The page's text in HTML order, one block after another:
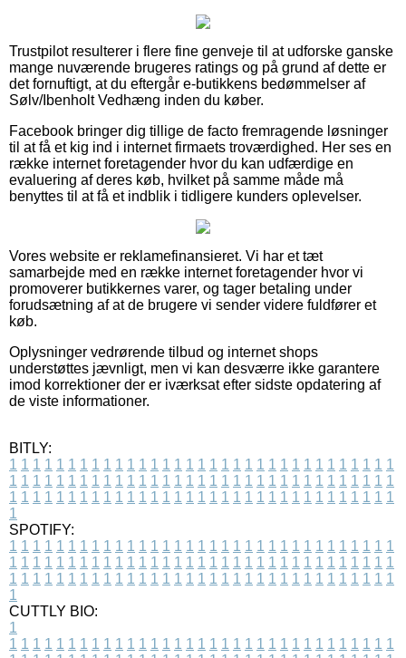
Trustpilot resulterer i flere fine genveje til at udforske ganske
mange nuværende brugeres ratings og på grund af dette er
det fornuftigt, at du eftergår e-butikkens bedømmelser af
Sølv/Ibenholt Vedhæng inden du køber.
Facebook bringer dig tillige de facto fremragende løsninger
til at få et kig ind i internet firmaets troværdighed. Her ses en
række internet foretagender hvor du kan udfærdige en
evaluering af deres køb, hvilket på samme måde må
benyttes til at få et indblik i tidligere kunders oplevelser.
Vores website er reklamefinansieret. Vi har et tæt
samarbejde med en række internet foretagender hvor vi
promoverer butikkernes varer, og tager betaling under
forudsætning af at de brugere vi sender videre fuldfører et
køb.
Oplysninger vedrørende tilbud og internet shops
understøttes jævnligt, men vi kan desværre ikke garantere
imod korrektioner der er iværksat efter sidste opdatering af
de viste informationer.
BITLY:
1 1 1 1 1 1 1 1 1 1 1 1 1 1 1 1 1 1 1 1 1 1 1 1 1 1 1 1 1 1 1 1 1
1 1 1 1 1 1 1 1 1 1 1 1 1 1 1 1 1 1 1 1 1 1 1 1 1 1 1 1 1 1 1 1 1
1 1 1 1 1 1 1 1 1 1 1 1 1 1 1 1 1 1 1 1 1 1 1 1 1 1 1 1 1 1 1 1 1
1
SPOTIFY:
1 1 1 1 1 1 1 1 1 1 1 1 1 1 1 1 1 1 1 1 1 1 1 1 1 1 1 1 1 1 1 1 1
1 1 1 1 1 1 1 1 1 1 1 1 1 1 1 1 1 1 1 1 1 1 1 1 1 1 1 1 1 1 1 1 1
1 1 1 1 1 1 1 1 1 1 1 1 1 1 1 1 1 1 1 1 1 1 1 1 1 1 1 1 1 1 1 1 1
1
CUTTLY BIO:
1
1 1 1 1 1 1 1 1 1 1 1 1 1 1 1 1 1 1 1 1 1 1 1 1 1 1 1 1 1 1 1 1 1